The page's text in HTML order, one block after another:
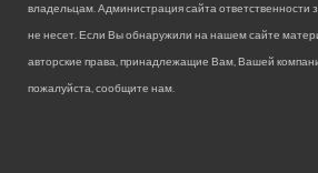
владельцам. Администрация сайта ответственности
не несет. Если Вы обнаружили на нашем сайте
авторские права, принадлежащие Вам, Вашей
пожалуйста, сообщите нам.